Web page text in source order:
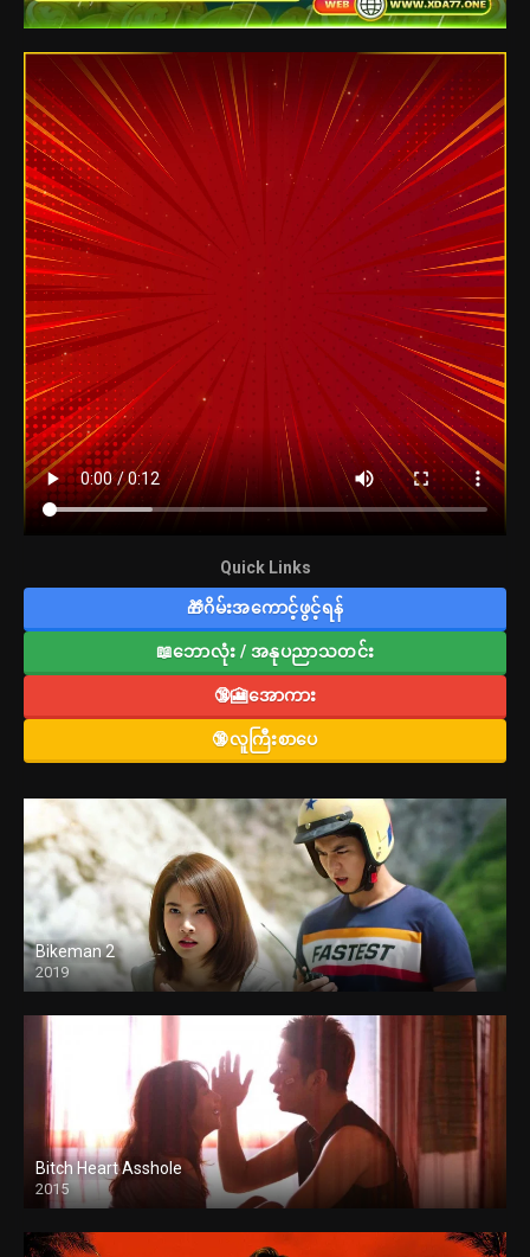
Quick Links
🎁ဂိမ်းအကောင့်ဖွင့်ရန်
📖ဘောလုံး / အနုပညာသတင်း
🔞🎦အောကား
🔞လူကြီးစာပေ
Bikeman 2
2019
Bitch Heart Asshole
2015